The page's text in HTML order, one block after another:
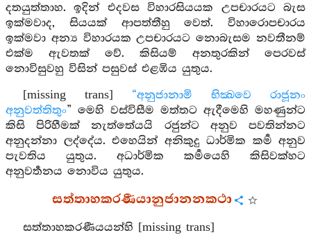
දතයුත්තාහ. ඉදින් එදවස විහාරසියයක උපචාරයට බැස
ඉක්මවාද, සියයක් ආපත්තීහු වෙත්. විහාරොපචාරය
ඉක්මවා අන්‍ය විහාරයක උපචාරයට නොබැසම නවතීනම්
එක්ම ඇවතක් වේ. කිසියම් අනතුරකින් පෙරවස්
නොවිසුවහු විසින් පසුවස් එළඹිය යුතුය.
[missing trans] “අනුජානාමි භික්‍ඛවෙ රාජූනං
අනුවත්තිතුං” මෙහි වස්විසීම මත්තට ඇදීමෙහි මහණුන්ට
කිසි පිරිහීමක් නැත්තේයයි රජුන්ට අනුව පවතින්නට
අනුදන්නා ලද්දේය. එහෙයින් අනිකුදු ධාර්මික කර්‍ම අනුව
පැවතිය යුතුය. අධාර්මික කර්‍මයෙහි කිසිවක්හට
අනුවර්‍තනය නොවිය යුතුය.
සත්තාහකරණීයානුජානනකථා
සත්තාහකරණීයයන්හි [missing trans]